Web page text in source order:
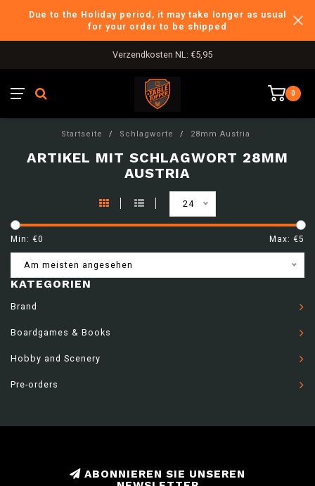
Due to the Holiday period, it may take longer as usual
for your order to be shipped
Verzendkosten NL: €5,95
0
Startseite / Schlagworte / 28mm Austria
ARTIKEL MIT SCHLAGWORT 28MM
AUSTRIA
24
Min: €0 Max: €5
Am meisten angesehen
KATEGORIEN
Brand
Boardgames & Books
Hobby and Scenery
Pre-orders
ABONNIEREN SIE UNSEREN